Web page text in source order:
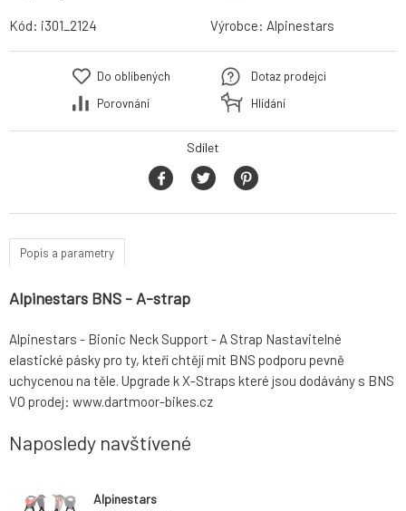
Kód: i301_2124 Výrobce: Alpinestars
Do oblíbených
Porovnání
Dotaz prodejci
Hlídání
Sdílet
Popis a parametry
Alpinestars BNS - A-strap
Alpinestars - Bionic Neck Support - A Strap Nastavitelné
elastické pásky pro ty, kteří chtějí mít BNS podporu pevně
uchycenou na těle. Upgrade k X-Straps které jsou dodávány s BNS
VO prodej: www.dartmoor-bikes.cz
Naposledy navštívené
Alpinestars